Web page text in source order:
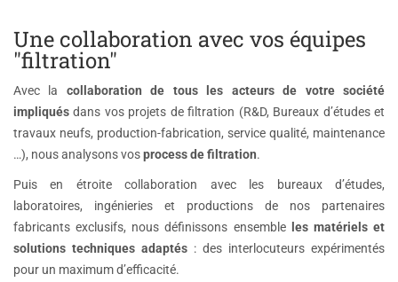
Une collaboration avec vos équipes
"filtration"
Avec la collaboration de tous les acteurs de votre société
impliqués dans vos projets de filtration (R&D, Bureaux d’études et
travaux neufs, production-fabrication, service qualité, maintenance
…), nous analysons vosprocess de filtration.
Puis en étroite collaboration avec les bureaux d’études,
laboratoires, ingénieries et productions de nos partenaires
fabricants exclusifs, nous définissons ensemble
les matériels et
solutions techniques adaptés : des interlocuteurs expérimentés
pour un maximum d’efficacité.